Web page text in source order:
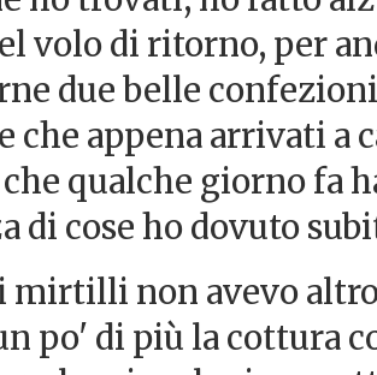
volo di ritorno, per
due belle
che appena arrivati a
qualche giorno fa
di cose ho dovuto
mirtilli non avevo
po' di più la cottura